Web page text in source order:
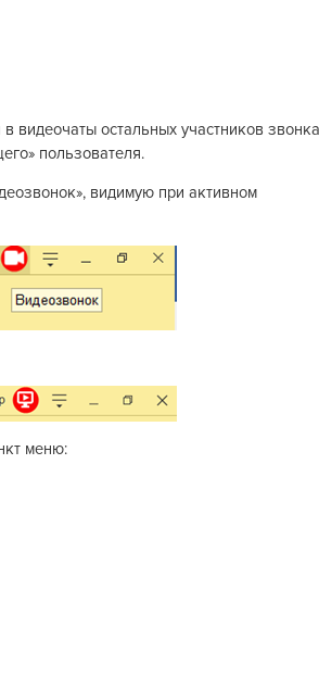
видеочаты остальных участников звонка
пользователя.
видимую при активном
меню: